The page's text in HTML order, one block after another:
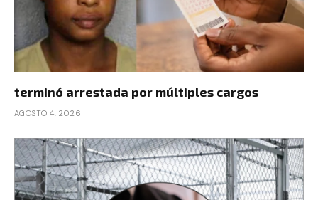
terminó arrestada por múltiples cargos
AGOSTO 4, 2026